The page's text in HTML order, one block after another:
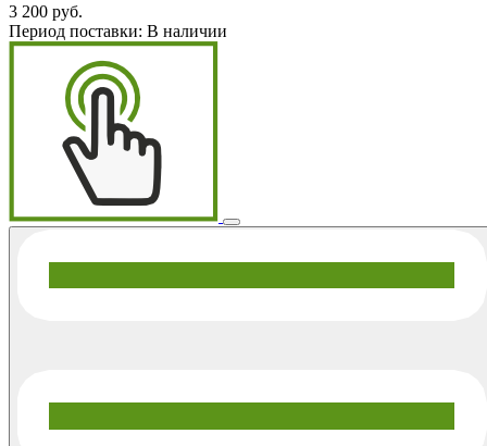
3 200 руб.
Период поставки: В наличии